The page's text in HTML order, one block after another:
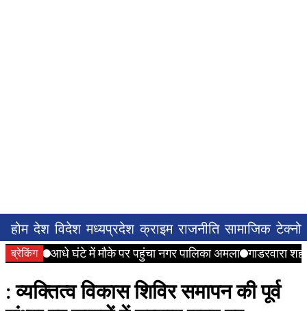
होम देश विदेश मध्यप्रदेश क्राइम राजनीति सामाजिक
ब्रेकिंगआधे घंटे में मौके पर पहुंचा नगर पालिका अमला गाडरवारा शहर
: व्यक्तित्व विकास शिविर समापन की पूर्व